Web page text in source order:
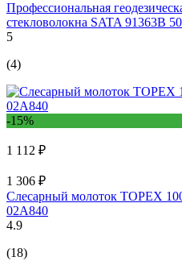
Профессиональная
стекловолокна SATA 91363B
5
(4)
-15%
1 112 ₽
1 306 ₽
Слесарный молоток TOPEX
02A840
4.9
(18)